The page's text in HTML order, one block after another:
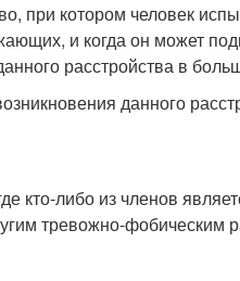
при котором человек
и когда он может
расстройства в
данного
кто-либо из членов
тревожно-фобическим